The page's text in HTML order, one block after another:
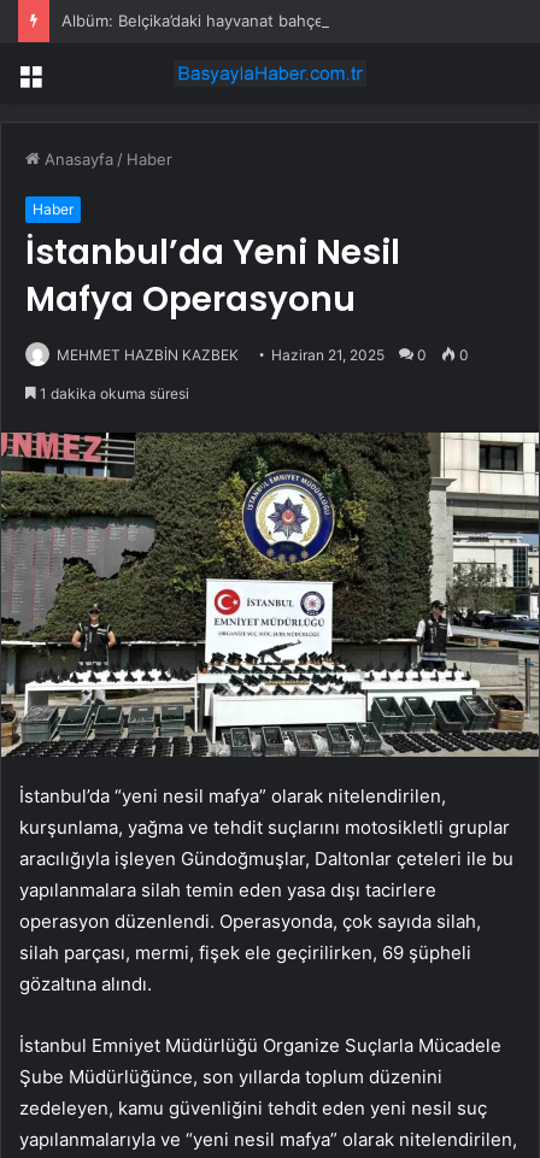
Menü
Anasayfa / Haber
Haber
İstanbul’da Yeni Nesil
Mafya Operasyonu
MEHMET HAZBİN KAZBEK Haziran 21, 2025 0 0
1 dakika okuma süresi
İstanbul’da “yeni nesil mafya” olarak nitelendirilen,
kurşunlama, yağma ve tehdit suçlarını motosikletli gruplar
aracılığıyla işleyen Gündoğmuşlar, Daltonlar çeteleri ile bu
yapılanmalara silah temin eden yasa dışı tacirlere
operasyon düzenlendi. Operasyonda, çok sayıda silah,
silah parçası, mermi, fişek ele geçirilirken, 69 şüpheli
gözaltına alındı.
İstanbul Emniyet Müdürlüğü Organize Suçlarla Mücadele
Şube Müdürlüğünce, son yıllarda toplum düzenini
zedeleyen, kamu güvenliğini tehdit eden yeni nesil suç
yapılanmalarıyla ve “yeni nesil mafya” olarak nitelendirilen,